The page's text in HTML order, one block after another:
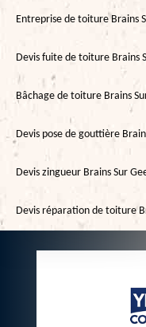
Entreprise de toiture Brains
Devis fuite de toiture Brains
Bâchage de toiture Brains
Devis pose de gouttière
Devis zingueur Brains Sur
Devis réparation de toiture